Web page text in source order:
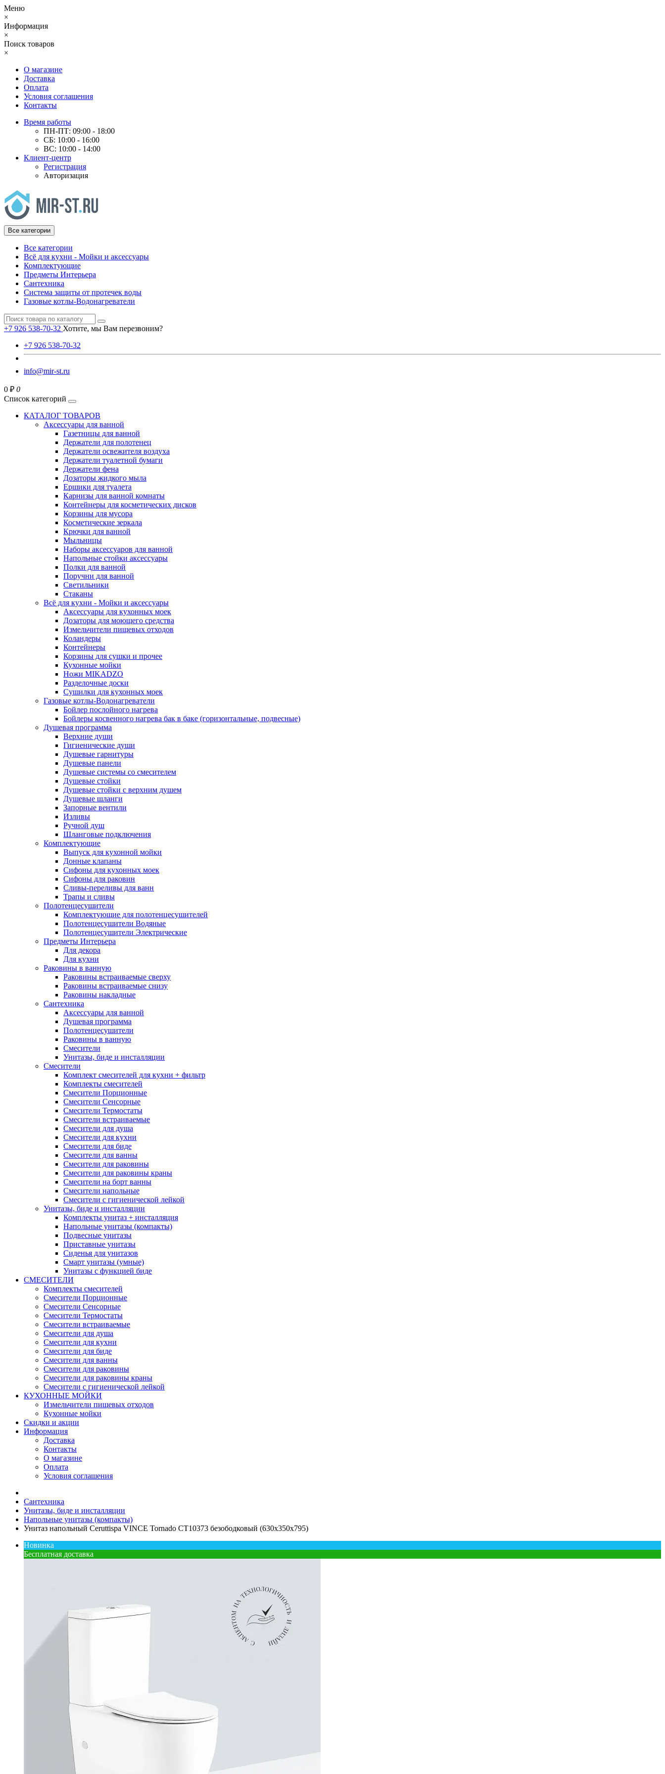
Меню
×
Информация
×
Поиск товаров
×
О магазине
Доставка
Оплата
Условия соглашения
Контакты
Время работы
ПН-ПТ: 09:00 - 18:00
СБ: 10:00 - 16:00
ВС: 10:00 - 14:00
Клиент-центр
Регистрация
Авторизация
Все категории
Все категории
Всё для кухни - Мойки и аксессуары
Комплектующие
Предметы Интерьера
Сантехника
Система защиты от протечек воды
Газовые котлы-Водонагреватели
+7 926 538-70-32 Хотите, мы Вам перезвоним?
+7 926 538-70-32
info@mir-st.ru
0 ₽ 0
Список категорий
КАТАЛОГ ТОВАРОВ
Аксессуары для ванной
Газетницы для ванной
Держатели для полотенец
Держатели освежителя воздуха
Держатели туалетной бумаги
Держатели фена
Дозаторы жидкого мыла
Ершики для туалета
Карнизы для ванной комнаты
Контейнеры для косметических дисков
Корзины для мусора
Косметические зеркала
Крючки для ванной
Мыльницы
Наборы аксессуаров для ванной
Напольные стойки аксессуары
Полки для ванной
Поручни для ванной
Светильники
Стаканы
Всё для кухни - Мойки и аксессуары
Аксессуары для кухонных моек
Дозаторы для моющего средства
Измельчители пищевых отходов
Коландеры
Контейнеры
Корзины для сушки и прочее
Кухонные мойки
Ножи MIKADZO
Разделочные доски
Сушилки для кухонных моек
Газовые котлы-Водонагреватели
Бойлер послойного нагрева
Бойлеры косвенного нагрева бак в баке (горизонтальные, подвесные)
Душевая программа
Верхние души
Гигиенические души
Душевые гарнитуры
Душевые панели
Душевые системы со смесителем
Душевые стойки
Душевые стойки с верхним душем
Душевые шланги
Запорные вентили
Изливы
Ручной душ
Шланговые подключения
Комплектующие
Выпуск для кухонной мойки
Донные клапаны
Сифоны для кухонных моек
Сифоны для раковин
Сливы-переливы для ванн
Трапы и сливы
Полотенцесушители
Комплектующие для полотенцесушителей
Полотенцесушители Водяные
Полотенцесушители Электрические
Предметы Интерьера
Для декора
Для кухни
Раковины в ванную
Раковины встраиваемые сверху
Раковины встраиваемые снизу
Раковины накладные
Сантехника
Аксессуары для ванной
Душевая программа
Полотенцесушители
Раковины в ванную
Смесители
Унитазы, биде и инсталляции
Смесители
Комплект смесителей для кухни + фильтр
Комплекты смесителей
Смесители Порционные
Смесители Сенсорные
Смесители Термостаты
Смесители встраиваемые
Смесители для душа
Смесители для кухни
Смесители для биде
Смесители для ванны
Смесители для раковины
Смесители для раковины краны
Смесители на борт ванны
Смесители напольные
Смесители с гигиенической лейкой
Унитазы, биде и инсталляции
Комплекты унитаз + инсталляция
Напольные унитазы (компакты)
Подвесные унитазы
Приставные унитазы
Сиденья для унитазов
Смарт унитазы (умные)
Унитазы с функцией биде
СМЕСИТЕЛИ
Комплекты смесителей
Смесители Порционные
Смесители Сенсорные
Смесители Термостаты
Смесители встраиваемые
Смесители для душа
Смесители для кухни
Смесители для биде
Смесители для ванны
Смесители для раковины
Смесители для раковины краны
Смесители с гигиенической лейкой
КУХОННЫЕ МОЙКИ
Измельчители пищевых отходов
Кухонные мойки
Скидки и акции
Информация
Доставка
Контакты
О магазине
Оплата
Условия соглашения
Сантехника
Унитазы, биде и инсталляции
Напольные унитазы (компакты)
Унитаз напольный Ceruttispa VINCE Tornado CT10373 безободковый (630х350х795)
Новинка
Бесплатная доставка